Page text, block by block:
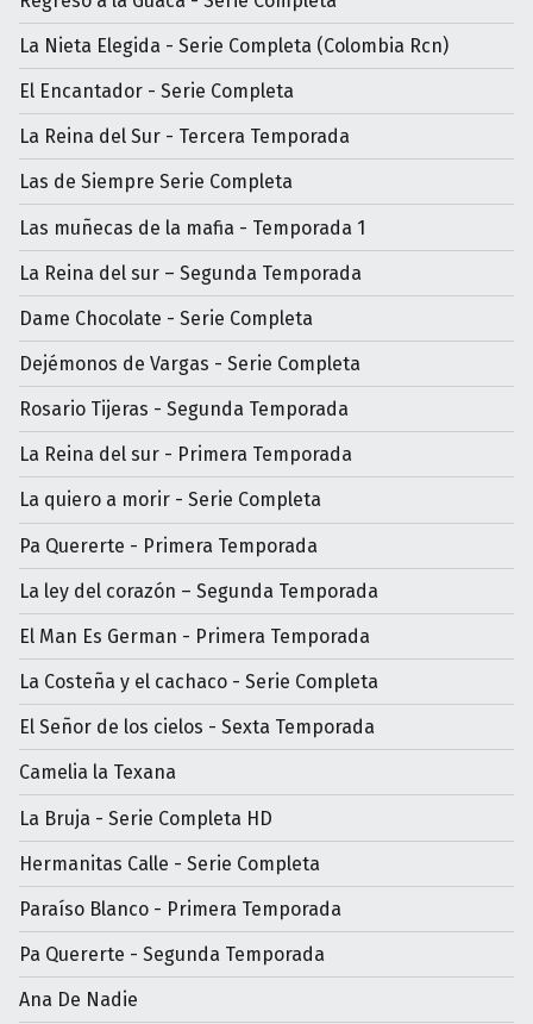
La Nieta Elegida - Serie Completa (Colombia Rcn)
El Encantador - Serie Completa
La Reina del Sur - Tercera Temporada
Las de Siempre Serie Completa
Las muñecas de la mafia - Temporada 1
La Reina del sur – Segunda Temporada
Dame Chocolate - Serie Completa
Dejémonos de Vargas - Serie Completa
Rosario Tijeras - Segunda Temporada
La Reina del sur - Primera Temporada
La quiero a morir - Serie Completa
Pa Quererte - Primera Temporada
La ley del corazón – Segunda Temporada
El Man Es German - Primera Temporada
La Costeña y el cachaco - Serie Completa
El Señor de los cielos - Sexta Temporada
Camelia la Texana
La Bruja - Serie Completa HD
Hermanitas Calle - Serie Completa
Paraíso Blanco - Primera Temporada
Pa Quererte - Segunda Temporada
Ana De Nadie